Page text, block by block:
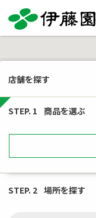
店舗を探す
STEP. 1 商品を選ぶ
STEP. 2 場所を探す